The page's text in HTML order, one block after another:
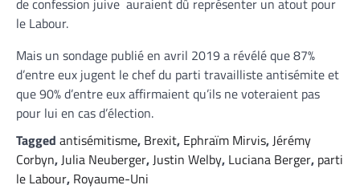
le Labour.
Mais un sondage publié en avril 2019 a révélé que 87%
d’entre eux jugent le chef du parti travailliste antisémite et
que 90% d’entre eux affirmaient qu’ils ne voteraient pas
pour lui en cas d’élection.
Tagged antisémitisme, Brexit, Ephraïm Mirvis, Jérémy
Corbyn, Julia Neuberger, Justin Welby, Luciana Berger, parti
le Labour, Royaume-Uni